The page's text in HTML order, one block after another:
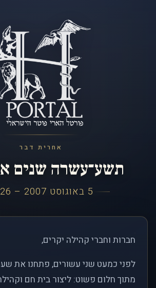
אחרית דבר
תשע־עשרה שנים
5 באוגוסט 2007 – 2026
חברות וחברי קהילה יקרים,
מתוך חלום פשוט: ליצור בית חם